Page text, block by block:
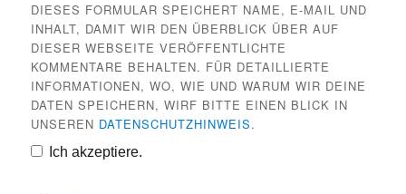
DIESES FORMULAR SPEICHERT NAME, E-MAIL UND
INHALT, DAMIT WIR DEN ÜBERBLICK ÜBER AUF
DIESER WEBSEITE VERÖFFENTLICHTE
KOMMENTARE BEHALTEN. FÜR DETAILLIERTE
INFORMATIONEN, WO, WIE UND WARUM WIR DEINE
DATEN SPEICHERN, WIRF BITTE EINEN BLICK IN
UNSEREN DATENSCHUTZHINWEIS.
Ich akzeptiere.